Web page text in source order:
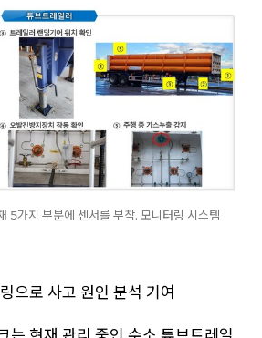
5가지 부분에 센서를 부착, 모니터링 시스템
으로 사고 원인 분석 기여